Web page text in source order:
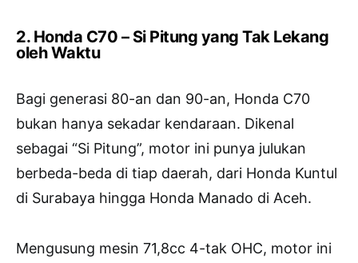
2. Honda C70 – Si Pitung yang Tak Lekang
oleh Waktu
Bagi generasi 80-an dan 90-an, Honda C70
bukan hanya sekadar kendaraan. Dikenal
sebagai “Si Pitung”, motor ini punya julukan
berbeda-beda di tiap daerah, dari Honda Kuntul
di Surabaya hingga Honda Manado di Aceh.
Mengusung mesin 71,8cc 4-tak OHC, motor ini